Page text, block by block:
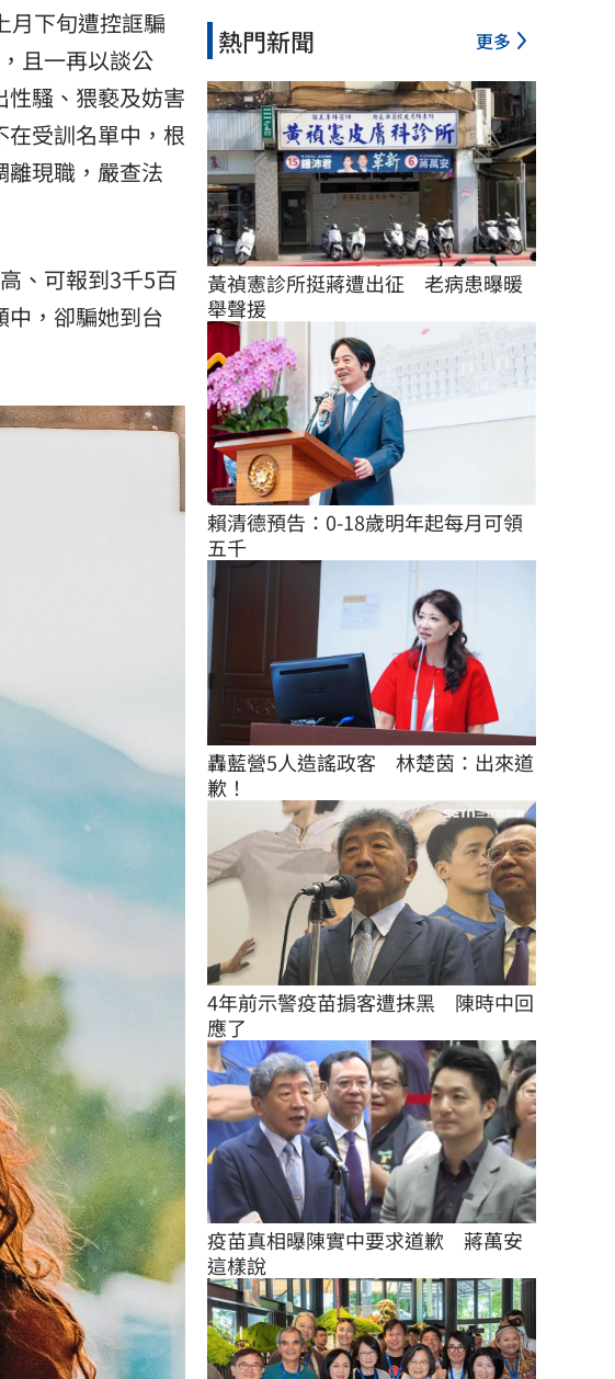
月下旬遭控誆騙
且一再以談公
騷、猥褻及妨害
在受訓名單中，根
離現職，嚴查法
、可報到3千5百
中，卻騙她到台
熱門新聞 更多
黃禎憲診所挺蔣遭出征　老病患曝暖
舉聲援
賴清德預告：0-18歲明年起每月可領
五千
轟藍營5人造謠政客　林楚茵：出來道
歉！
4年前示警疫苗掮客遭抹黑　陳時中回
應了
疫苗真相曝陳實中要求道歉　蔣萬安
這樣說